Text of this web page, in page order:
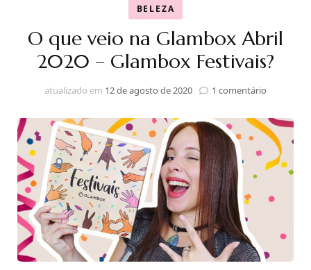
BELEZA
O que veio na Glambox Abril
2020 – Glambox Festivais?
atualizado em 12 de agosto de 2020 1 comentário
que
veio
na
Glambox
Abril
–